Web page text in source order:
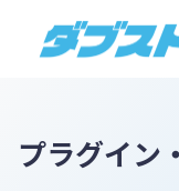
ト
の
プラグイン